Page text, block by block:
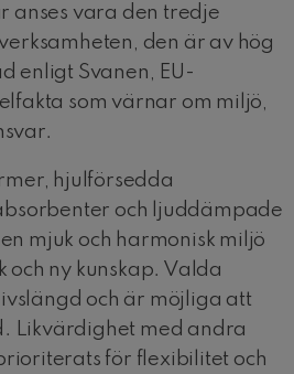
anses vara den tredje
den är av hög
enligt Svanen, EU-
som värnar om miljö,
hjulförsedda
och ljuddämpade
mjuk och harmonisk miljö
och ny kunskap. Valda
och är möjliga att
Likvärdighet med andra
för flexibilitet och